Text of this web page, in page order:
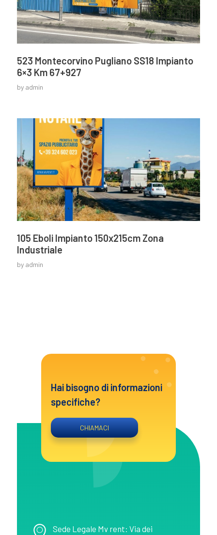
523 Montecorvino Pugliano SS18 Impianto
6×3 Km 67+927
by admin
105 Eboli Impianto 150x215cm Zona
Industriale
by admin
Hai bisogno di informazioni
specifiche?
CHIAMACI
Sede Legale Mv rent: Via dei